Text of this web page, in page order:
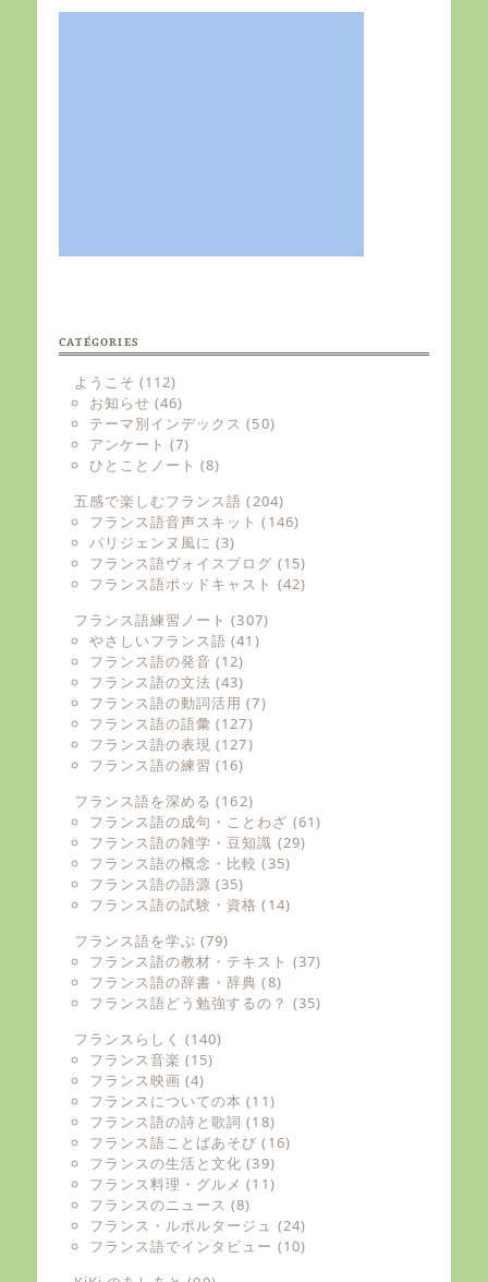
CATÉGORIES
ようこそ (112)
お知らせ (46)
テーマ別インデックス (50)
アンケート (7)
ひとことノート (8)
五感で楽しむフランス語 (204)
フランス語音声スキット (146)
パリジェンヌ風に (3)
フランス語ヴォイスブログ (15)
フランス語ポッドキャスト (42)
フランス語練習ノート (307)
やさしいフランス語 (41)
フランス語の発音 (12)
フランス語の文法 (43)
フランス語の動詞活用 (7)
フランス語の語彙 (127)
フランス語の表現 (127)
フランス語の練習 (16)
フランス語を深める (162)
フランス語の成句・ことわざ (61)
フランス語の雑学・豆知識 (29)
フランス語の概念・比較 (35)
フランス語の語源 (35)
フランス語の試験・資格 (14)
フランス語を学ぶ (79)
フランス語の教材・テキスト (37)
フランス語の辞書・辞典 (8)
フランス語どう勉強するの？ (35)
フランスらしく (140)
フランス音楽 (15)
フランス映画 (4)
フランスについての本 (11)
フランス語の詩と歌詞 (18)
フランス語ことばあそび (16)
フランスの生活と文化 (39)
フランス料理・グルメ (11)
フランスのニュース (8)
フランス・ルポルタージュ (24)
フランス語でインタビュー (10)